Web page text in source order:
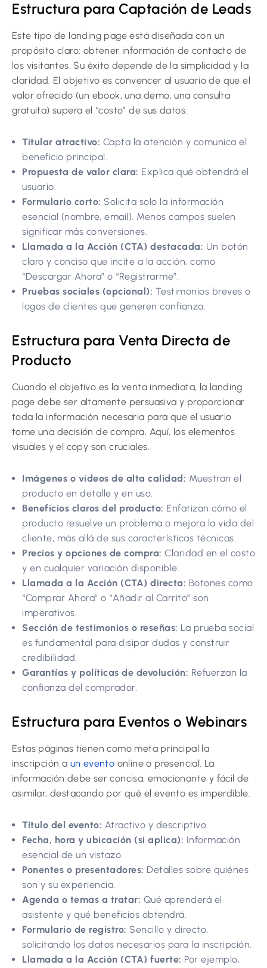
Estructura para Captación de Leads
Este tipo de landing page está diseñada con un
propósito claro: obtener información de contacto de
los visitantes. Su éxito depende de la simplicidad y la
claridad. El objetivo es convencer al usuario de que el
valor ofrecido (un ebook, una demo, una consulta
gratuita) supera el “costo” de sus datos.
Titular atractivo: Capta la atención y comunica el
beneficio principal.
Propuesta de valor clara: Explica qué obtendrá el
usuario.
Formulario corto: Solicita solo la información
esencial (nombre, email). Menos campos suelen
significar más conversiones.
Llamada a la Acción (CTA) destacada: Un botón
claro y conciso que incite a la acción, como
“Descargar Ahora” o “Registrarme”.
Pruebas sociales (opcional): Testimonios breves o
logos de clientes que generen confianza.
Estructura para Venta Directa de
Producto
Cuando el objetivo es la venta inmediata, la landing
page debe ser altamente persuasiva y proporcionar
toda la información necesaria para que el usuario
tome una decisión de compra. Aquí, los elementos
visuales y el copy son cruciales.
Imágenes o videos de alta calidad: Muestran el
producto en detalle y en uso.
Beneficios claros del producto: Enfatizan cómo el
producto resuelve un problema o mejora la vida del
cliente, más allá de sus características técnicas.
Precios y opciones de compra: Claridad en el costo
y en cualquier variación disponible.
Llamada a la Acción (CTA) directa: Botones como
“Comprar Ahora” o “Añadir al Carrito” son
imperativos.
Sección de testimonios o reseñas: La prueba social
es fundamental para disipar dudas y construir
credibilidad.
Garantías y políticas de devolución: Refuerzan la
confianza del comprador.
Estructura para Eventos o Webinars
Estas páginas tienen como meta principal la
inscripción a un evento online o presencial. La
información debe ser concisa, emocionante y fácil de
asimilar, destacando por qué el evento es imperdible.
Título del evento: Atractivo y descriptivo.
Fecha, hora y ubicación (si aplica): Información
esencial de un vistazo.
Ponentes o presentadores: Detalles sobre quiénes
son y su experiencia.
Agenda o temas a tratar: Qué aprenderá el
asistente y qué beneficios obtendrá.
Formulario de registro: Sencillo y directo,
solicitando los datos necesarios para la inscripción.
Llamada a la Acción (CTA) fuerte: Por ejemplo,